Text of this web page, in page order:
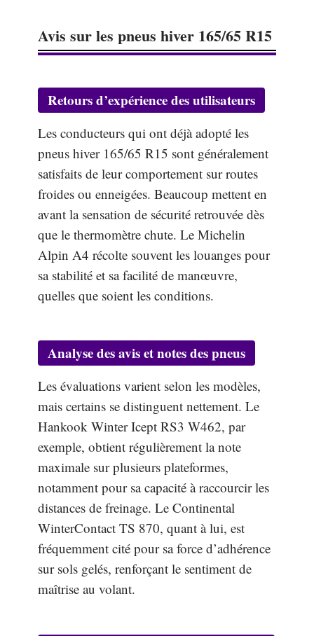
Avis sur les pneus hiver 165/65 R15
Retours d’expérience des utilisateurs
Les conducteurs qui ont déjà adopté les
pneus hiver 165/65 R15 sont généralement
satisfaits de leur comportement sur routes
froides ou enneigées. Beaucoup mettent en
avant la sensation de sécurité retrouvée dès
que le thermomètre chute. Le Michelin
Alpin A4 récolte souvent les louanges pour
sa stabilité et sa facilité de manœuvre,
quelles que soient les conditions.
Analyse des avis et notes des pneus
Les évaluations varient selon les modèles,
mais certains se distinguent nettement. Le
Hankook Winter Icept RS3 W462, par
exemple, obtient régulièrement la note
maximale sur plusieurs plateformes,
notamment pour sa capacité à raccourcir les
distances de freinage. Le Continental
WinterContact TS 870, quant à lui, est
fréquemment cité pour sa force d’adhérence
sur sols gelés, renforçant le sentiment de
maîtrise au volant.